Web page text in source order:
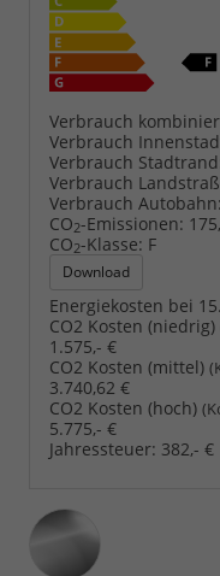
Verbrauch
Verbrauch
Verbrauch
Verbrauch
Verbrauch Autobahn:
CO2-Emissionen:
CO2-Klasse: F
Download
Energiekosten bei
CO2 Kosten (niedrig)
1.575,- €
CO2 Kosten (mittel)
3.740,62 €
CO2 Kosten (hoch)
5.775,- €
Jahressteuer: 382,- €